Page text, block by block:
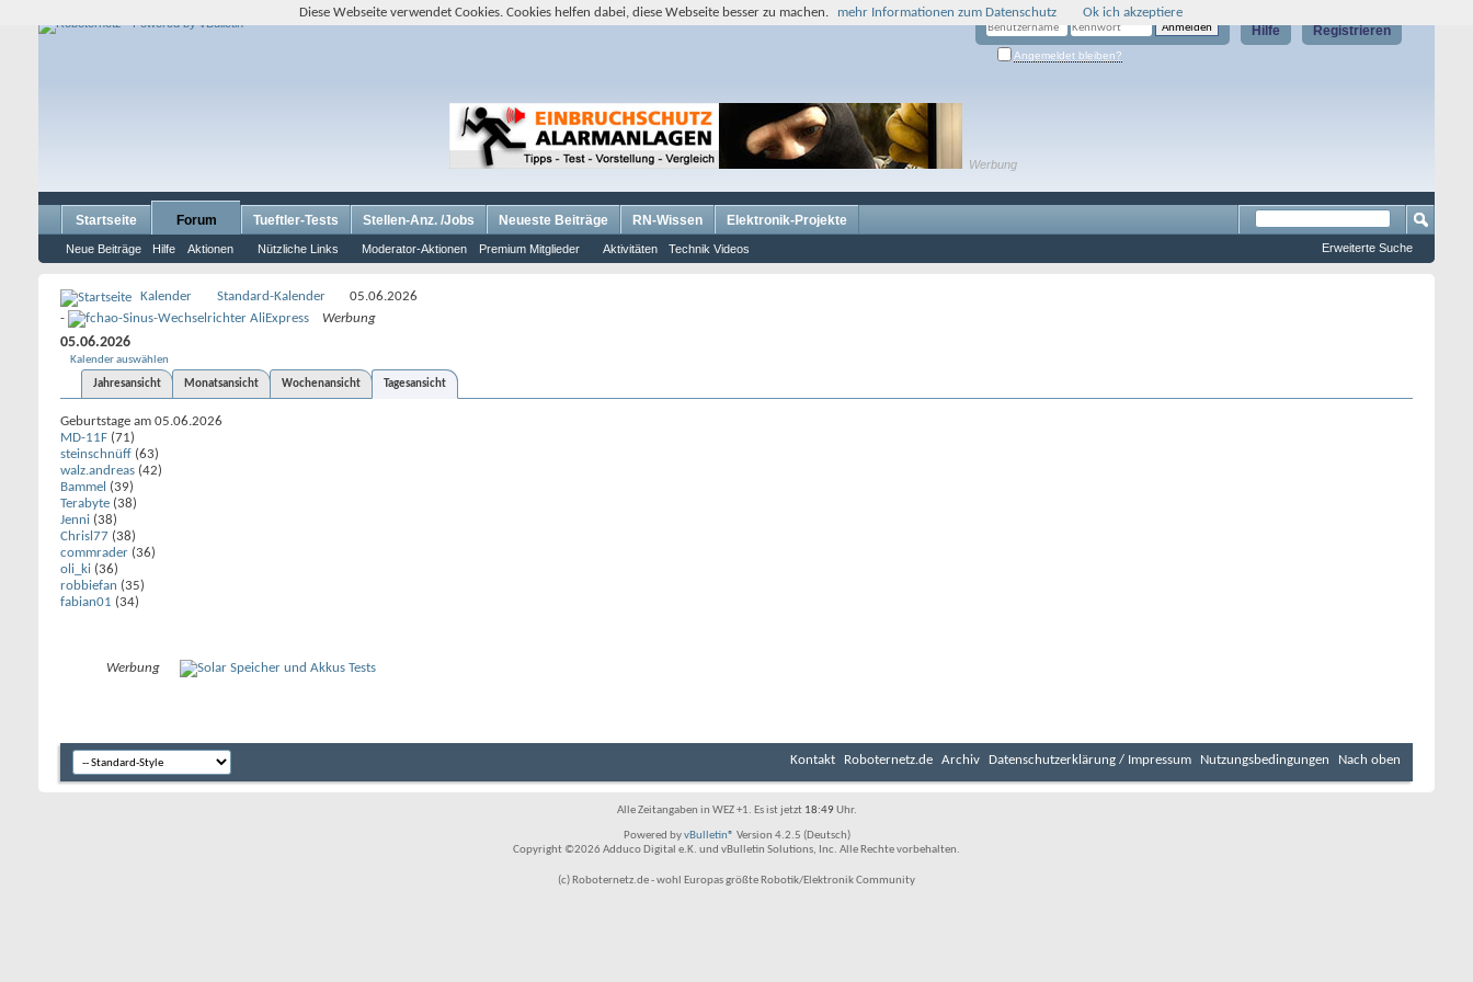
Registrieren
Hilfe
Angemeldet bleiben?
Werbung
Startseite Forum
Neue Beiträge Hilfe Aktionen Nützliche Links Moderator-Aktionen Premium Mitglieder Aktivitäten Technik Videos
Tueftler-Tests Stellen-Anz. /Jobs Neueste Beiträge RN-Wissen Elektronik-Projekte
Erweiterte Suche
Kalender Standard-Kalender
05.06.2026
-
Werbung
05.06.2026
Kalender auswählen
Jahresansicht
Monatsansicht Wochenansicht Tagesansicht
Geburtstage am 05.06.2026
MD-11F (71)
steinschnüff (63)
walz.andreas (42)
Bammel (39)
Terabyte (38)
Jenni (38)
Chrisl77 (38)
commrader (36)
oli_ki (36)
robbiefan (35)
fabian01 (34)
Werbung
Kontakt Roboternetz.de Archiv Datenschutzerklärung / Impressum Nutzungsbedingungen Nach oben
Alle Zeitangaben in WEZ +1. Es ist jetzt 18:49Uhr.
Powered byvBulletin® Version 4.2.5 (Deutsch)
Copyright ©2026 Adduco Digital e.K. und vBulletin Solutions, Inc. Alle Rechte vorbehalten.
(c) Roboternetz.de - wohl Europas größte Robotik/Elektronik Community
Diese Webseite verwendet Cookies. Cookies helfen dabei, diese Webseite besser zu machen. mehr Informationen zum Datenschutz Ok ich akzeptiere